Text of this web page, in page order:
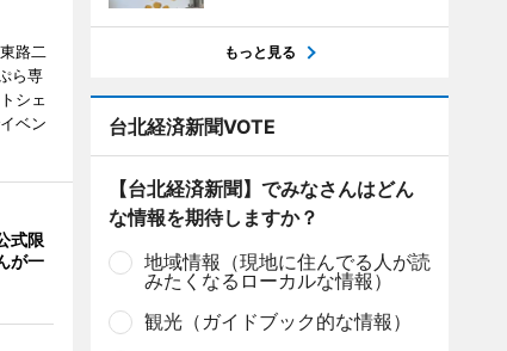
路二
ら専
シェ
ベン
式限
が一
もっと見る
台北経済新聞VOTE
【台北経済新聞】でみなさんはどん
な情報を期待しますか？
地域情報（現地に住んでる人が読
みたくなるローカルな情報）
観光（ガイドブック的な情報）